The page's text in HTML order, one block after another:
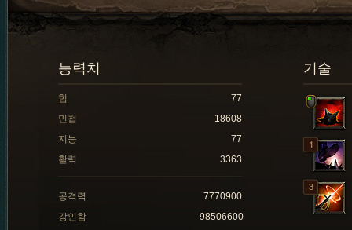
기술
능력치
힘
77
민첩
18608
지능
77
활력
3363
공격력
7770900
강인함
98506600